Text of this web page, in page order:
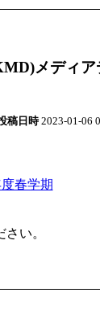
メディ
稿日時2023-01-06
春学期
い。